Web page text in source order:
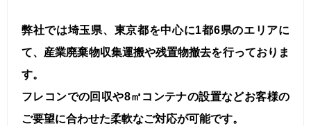
弊社では埼玉県、東京都を中心に1都6県のエリアに
て、産業廃棄物収集運搬や残置物撤去を行っておりま
す。
フレコンでの回収や8㎥コンテナの設置などお客様の
ご要望に合わせた柔軟なご対応が可能です。